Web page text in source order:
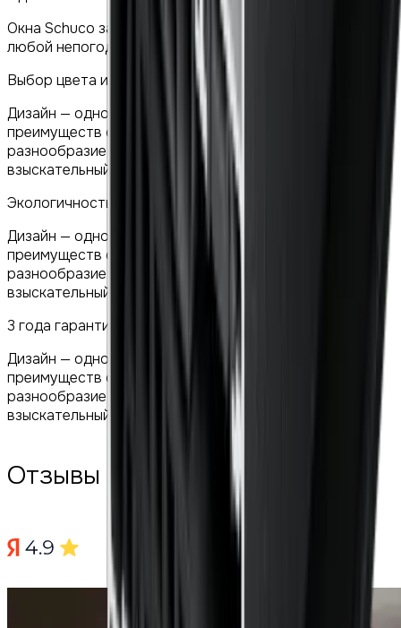
Окна Schuco защитят вас от шума городского шума и
любой непогоды.
Выбор цвета и аксессуаров
Дизайн — одно из ключевых конкурентных
преимуществ окон Schuco. Выбор цвета и
разнообразие фурнитуры удовлетворит самый
взыскательный вкус.
Экологичность материалов
Дизайн — одно из ключевых конкурентных
преимуществ окон Schuco. Выбор цвета и
разнообразие фурнитуры удовлетворит самый
взыскательный вкус.
3 года гарантии
Дизайн — одно из ключевых конкурентных
преимуществ окон Schuco. Выбор цвета и
разнообразие фурнитуры удовлетворит самый
взыскательный вкус.
Отзывы клиентов